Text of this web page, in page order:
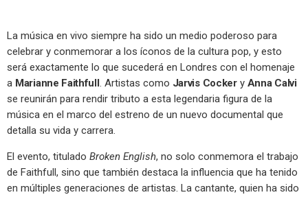
La música en vivo siempre ha sido un medio poderoso para
celebrar y conmemorar a los íconos de la cultura pop, y esto
será exactamente lo que sucederá en Londres con el homenaje
a Marianne Faithfull. Artistas como Jarvis Cockery Anna Calvi
se reunirán para rendir tributo a esta legendaria figura de la
música en el marco del estreno de un nuevo documental que
detalla su vida y carrera.
El evento, titulado Broken English, no solo conmemora el trabajo
de Faithfull, sino que también destaca la influencia que ha tenido
en múltiples generaciones de artistas. La cantante, quien ha sido